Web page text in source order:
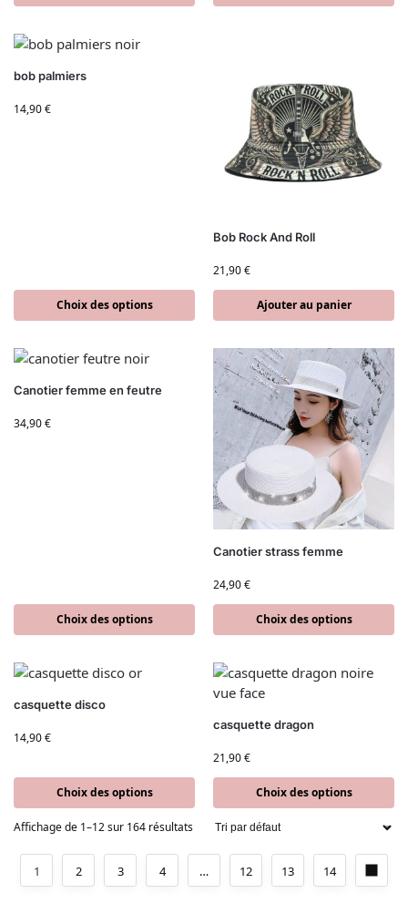
bob palmiers
14,90€
Choix des options
Bob Rock And Roll
21,90€
Ajouter au panier
Canotier femme en feutre
34,90€
Choix des options
Canotier strass femme
24,90€
Choix des options
casquette disco
14,90€
Choix des options
casquette dragon
21,90€
Choix des options
Affichage de 1–12 sur 164 résultats
1 2 3 4 … 12 13 14